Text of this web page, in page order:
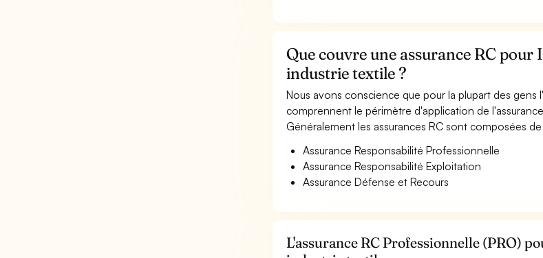
Que couvre une assurance RC
industrie textile ?
Nous avons conscience que pour la plupart des
comprennent le périmètre d'application de
Généralement les assurances RC sont composées
Assurance Responsabilité Professionnelle
Assurance Responsabilité Exploitation
Assurance Défense et Recours
L'assurance RC Professionnelle (PRO)